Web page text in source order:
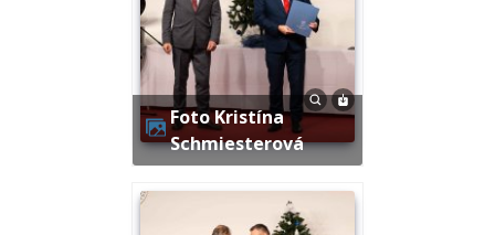
Foto Kristína
Schmiesterová